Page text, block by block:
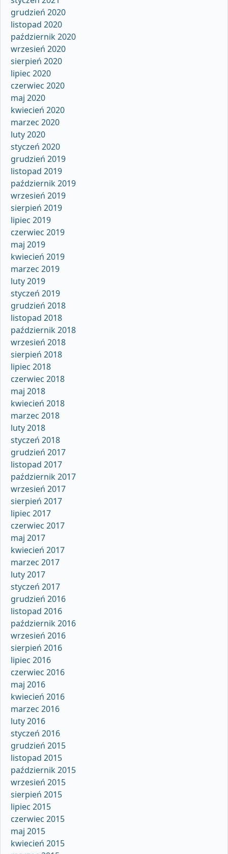
grudzień 2020
listopad 2020
październik 2020
wrzesień 2020
sierpień 2020
lipiec 2020
czerwiec 2020
maj 2020
kwiecień 2020
marzec 2020
luty 2020
styczeń 2020
grudzień 2019
listopad 2019
październik 2019
wrzesień 2019
sierpień 2019
lipiec 2019
czerwiec 2019
maj 2019
kwiecień 2019
marzec 2019
luty 2019
styczeń 2019
grudzień 2018
listopad 2018
październik 2018
wrzesień 2018
sierpień 2018
lipiec 2018
czerwiec 2018
maj 2018
kwiecień 2018
marzec 2018
luty 2018
styczeń 2018
grudzień 2017
listopad 2017
październik 2017
wrzesień 2017
sierpień 2017
lipiec 2017
czerwiec 2017
maj 2017
kwiecień 2017
marzec 2017
luty 2017
styczeń 2017
grudzień 2016
listopad 2016
październik 2016
wrzesień 2016
sierpień 2016
lipiec 2016
czerwiec 2016
maj 2016
kwiecień 2016
marzec 2016
luty 2016
styczeń 2016
grudzień 2015
listopad 2015
październik 2015
wrzesień 2015
sierpień 2015
lipiec 2015
czerwiec 2015
maj 2015
kwiecień 2015